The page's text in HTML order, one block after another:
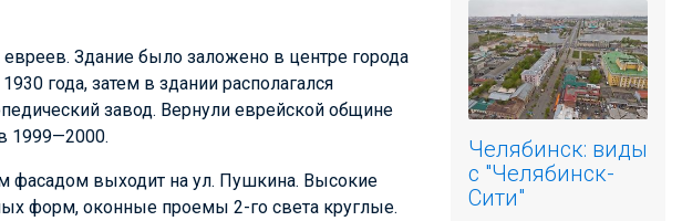
Здание было заложено в центре города
года, затем в здании располагался
завод. Вернули еврейской общине
1999—2000.
фасадом выходит на ул. Пушкина. Высокие
форм, оконные проемы 2-го света круглые.
Челябинск: виды
с "Челябинск-
Сити"